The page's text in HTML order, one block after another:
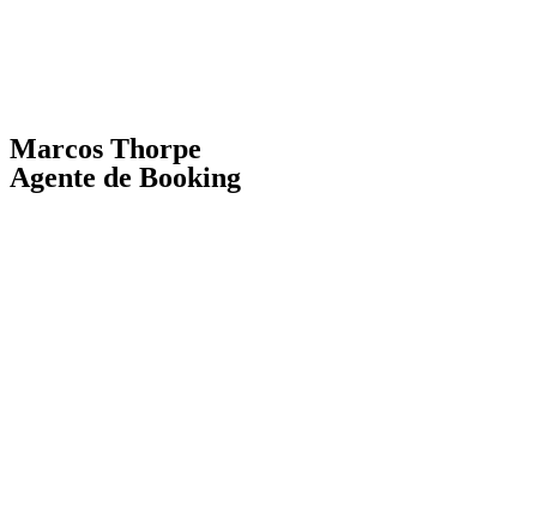
Marcos Thorpe
Agente de Booking